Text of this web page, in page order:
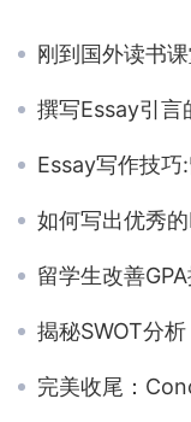
刚到国外读书课堂听
撰写Essay引言
Essay写作技巧:留
如何写出优秀的
留学生改善
揭秘SWOT分析：
完美收尾：